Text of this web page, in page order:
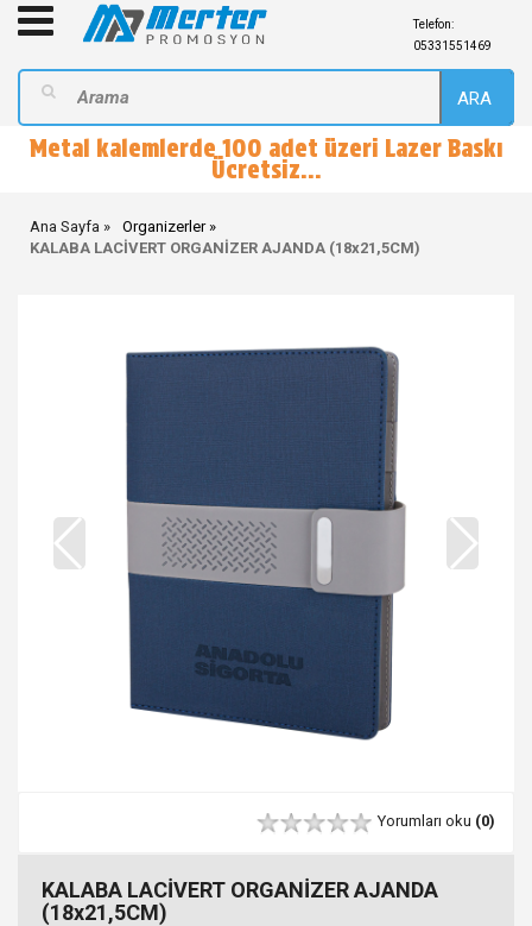
Telefon:
05331551469
ARA
Metal kalemlerde 100 adet üzeri Lazer Baskı
Ücretsiz...
Ana Sayfa
Organizerler
KALABA LACİVERT ORGANİZER AJANDA (18x21,5CM)
Yorumları oku (0)
KALABA LACİVERT ORGANİZER AJANDA
(18x21,5CM)